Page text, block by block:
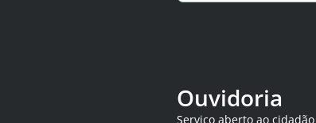
Ouvidoria
Serviço aberto ao